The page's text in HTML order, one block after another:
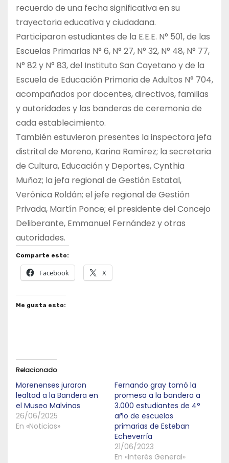
recuerdo de una fecha significativa en su
trayectoria educativa y ciudadana.
Participaron estudiantes de la E.E.E. N° 501, de las
Escuelas Primarias N° 6, N° 27, N° 32, N° 48, N° 77,
N° 82 y N° 83, del Instituto San Cayetano y de la
Escuela de Educación Primaria de Adultos N° 704,
acompañados por docentes, directivos, familias
y autoridades y las banderas de ceremonia de
cada establecimiento.
También estuvieron presentes la inspectora jefa
distrital de Moreno, Karina Ramírez; la secretaria
de Cultura, Educación y Deportes, Cynthia
Muñoz; la jefa regional de Gestión Estatal,
Verónica Roldán; el jefe regional de Gestión
Privada, Martín Ponce; el presidente del Concejo
Deliberante, Emmanuel Fernández y otras
autoridades.
Comparte esto:
Facebook X
Me gusta esto:
Relacionado
Morenenses juraron
lealtad a la Bandera en
el Museo Malvinas
26/06/2025
En «Noticias»
Fernando gray tomó la
promesa a la bandera a
3.000 estudiantes de 4°
año de escuelas
primarias de Esteban
Echeverría
21/06/2023
En «Interés General»